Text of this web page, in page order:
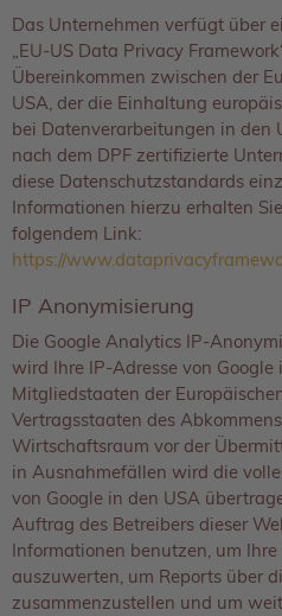
Das Unternehmen verfügt über
„EU-US Data Privacy
Übereinkommen zwischen der
USA, der die Einhaltung
bei Datenverarbeitungen in den
nach dem DPF zertifizierte
diese Datenschutzstandards
Informationen hierzu erhalten
folgendem Link:
https://
IP Anonymisierung
Die Google Analytics IP-
wird Ihre IP-Adresse von Google
Mitgliedstaaten der
Vertragsstaaten des
Wirtschaftsraum vor der
in Ausnahmefällen wird die
von Google in den USA
Auftrag des Betreibers dieser
Informationen benutzen, um
auszuwerten, um Reports über
zusammenzustellen und um